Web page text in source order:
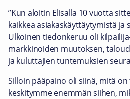
”Kun aloitin Elisalla 10 vuotta
kaikkea asiakaskäyttäytymistä ja
Ulkoinen tiedonkeruu oli
markkinoiden muutoksen,
ja kuluttajien tuntemuksien
Silloin pääpaino oli siinä, mitä
keskitymme enemmän siihen,